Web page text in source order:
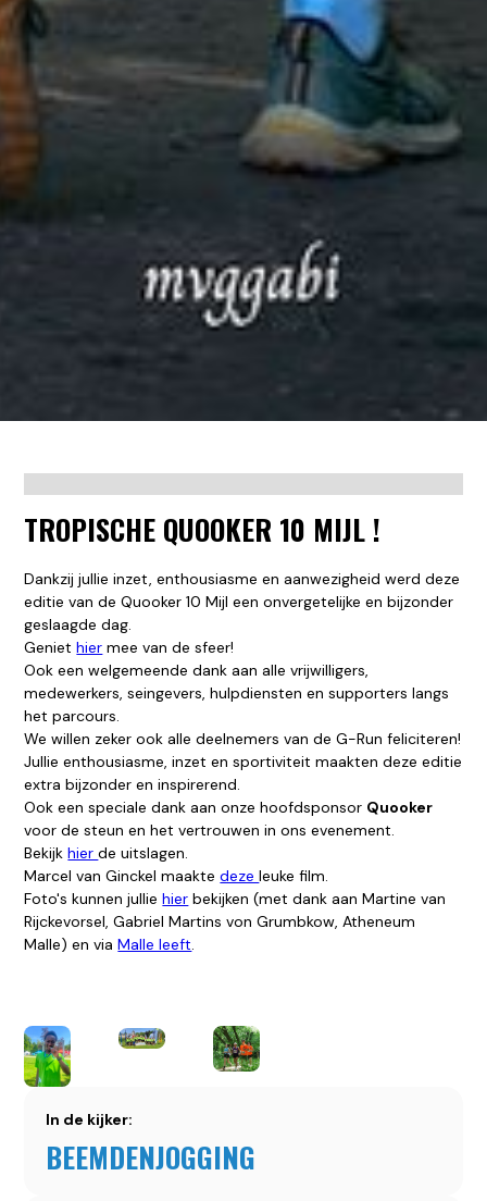
TROPISCHE QUOOKER 10 MIJL !
Dankzij jullie inzet, enthousiasme en aanwezigheid werd deze
editie van de Quooker 10 Mijl een onvergetelijke en bijzonder
geslaagde dag.
Geniethier mee van de sfeer!
Ook een welgemeende dank aan alle vrijwilligers,
medewerkers, seingevers, hulpdiensten en supporters langs
het parcours.
We willen zeker ook alle deelnemers van de G-Run feliciteren!
Jullie enthousiasme, inzet en sportiviteit maakten deze editie
extra bijzonder en inspirerend.
Ook een speciale dank aan onze hoofdsponsor Quooker
voor de steun en het vertrouwen in ons evenement.
Bekijkhierde uitslagen.
Marcel van Ginckel maaktedezeleuke film.
Foto's kunnen julliehier bekijken (met dank aan Martine van
Rijckevorsel, Gabriel Martins von Grumbkow, Atheneum
Malle) en viaMalle leeft.
In de kijker:
BEEMDENJOGGING